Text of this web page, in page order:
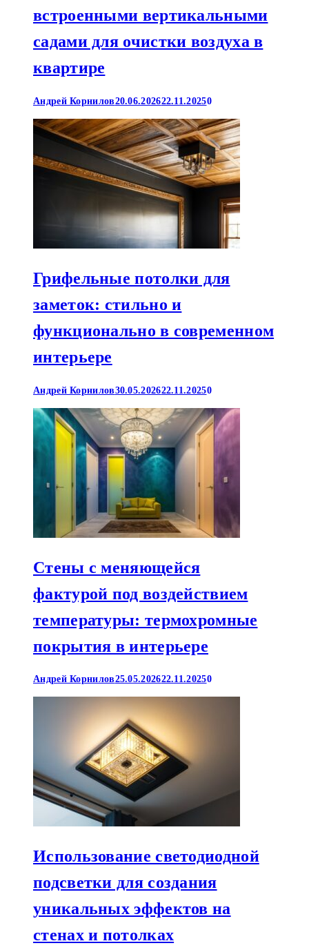
встроенными вертикальными
садами для очистки воздуха в
квартире
Андрей Корнилов20.06.202622.11.20250
Грифельные потолки для
заметок: стильно и
функционально в современном
интерьере
Андрей Корнилов30.05.202622.11.20250
Стены с меняющейся
фактурой под воздействием
температуры: термохромные
покрытия в интерьере
Андрей Корнилов25.05.202622.11.20250
Использование светодиодной
подсветки для создания
уникальных эффектов на
стенах и потолках